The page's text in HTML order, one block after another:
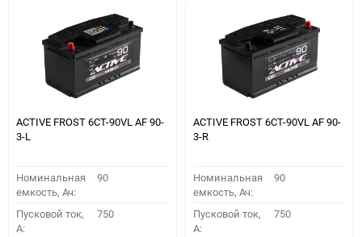
ACTIVE FROST 6СТ-90VL АF 90-
3-L
Номинальная
емкость, Ач:
90
Пусковой ток,
A:
750
ACTIVE FROST 6СТ-90VL АF 90-
3-R
Номинальная
емкость, Ач:
90
Пусковой ток,
A:
750